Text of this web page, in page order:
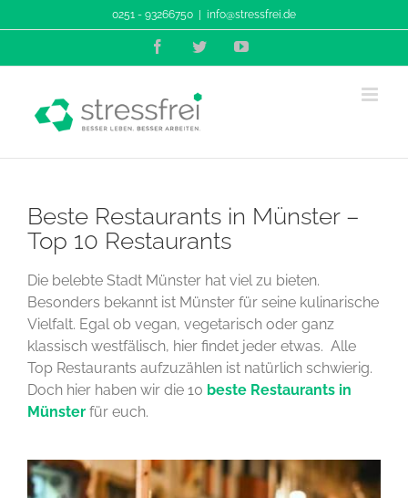
Inhalt
0251 - 93266750 info@stressfrei.de
FacebookTwitterYouTube
Beste Restaurants in Münster –
Top 10 Restaurants
Die belebte Stadt Münster hat viel zu bieten.
Besonders bekannt ist Münster für seine kulinarische
Vielfalt. Egal ob vegan, vegetarisch oder ganz
klassisch westfälisch, hier findet jeder etwas. Alle
Top Restaurants aufzuzählen ist natürlich schwierig.
Doch hier haben wir die 10 beste Restaurants in
Münsterfür euch.